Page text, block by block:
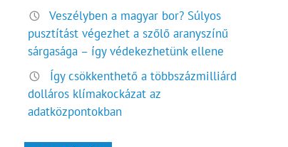
Veszélyben a magyar bor? Súlyos
pusztítást végezhet a szőlő aranyszínű
sárgasága – így védekezhetünk ellene
Így csökkenthető a többszázmilliárd
dolláros klímakockázat az
adatközpontokban